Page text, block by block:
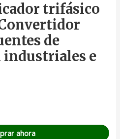
trifásico
de
e
ahora